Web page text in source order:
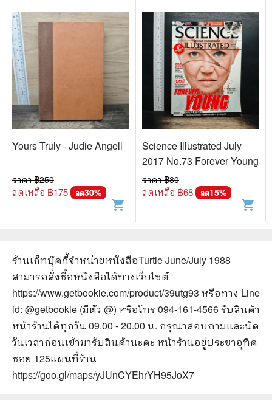
Yours Truly - Judie Angell
ราคา ฿250
ลดเหลือ ฿175 ลด30%
shopping_cart
Science Illustrated July
2017 No.73 Forever Young
ราคา ฿80
ลดเหลือ ฿68 ลด15%
shopping_cart
ร้านเก็ทบุ๊คกี้จำหน่ายหนังสือTurtle June/July 1988
สามารถสั่งซื้อหนังสือได้ทางเว็บไซต์
https://www.getbookie.com/product/39utg93 หรือทาง Line
id: @getbookie (มีตัว @) หรือโทร 094-161-4566 รับสินค้า
หน้าร้านได้ทุกวัน 09.00 - 20.00 น. กรุณาสอบถามและนัด
วันเวลาก่อนเข้ามารับสินค้านะคะ หน้าร้านอยู่ประชาอุทิศ
ซอย 125แผนที่ร้าน
https://goo.gl/maps/yJUnCYEhrYH95JoX7